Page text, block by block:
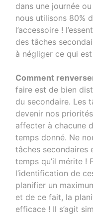
dans une journée
nous utilisons 80%
l’accessoire !
des tâches
à négliger ce qui
Comment
faire est de bien
du secondaire. Les
devenir nos
affecter à chacune
temps donné. Ne
tâches secondaires
temps qu’il mérite !
l’identification de
planifier un
et de ce fait, la
efficace ! Il s’agit